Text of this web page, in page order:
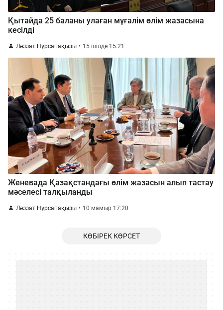
Қытайда 25 баланы улаған мұғалім өлім жазасына
кесілді
Ләззат Нұрсапақызы 15 шілде 15:21
Женевада Қазақстандағы өлім жазасын алып тастау
мәселесі талқыланды
Ләззат Нұрсапақызы 10 мамыр 17:20
КӨБІРЕК КӨРСЕТ